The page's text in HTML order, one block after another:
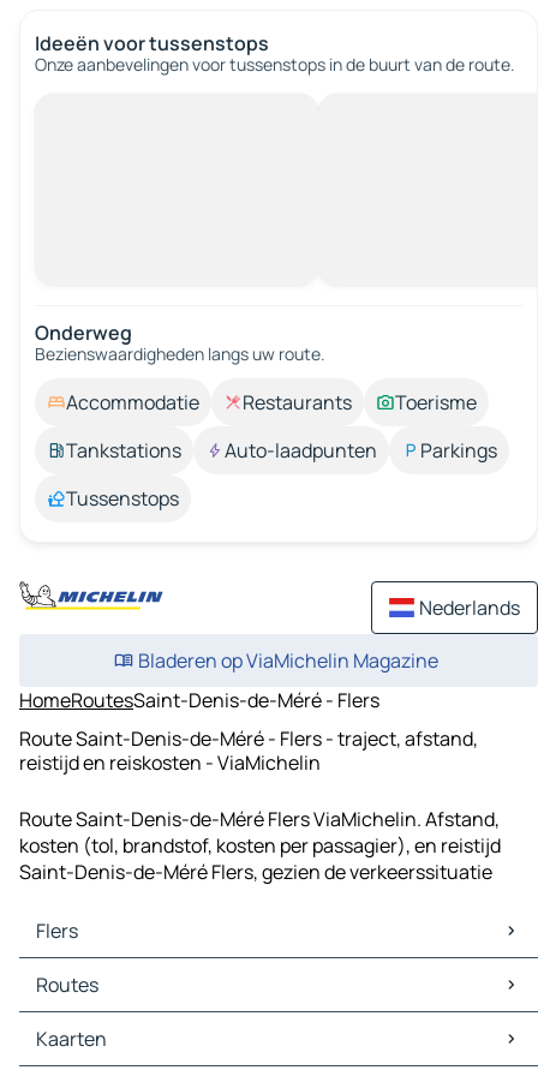
Ideeën voor tussenstops
Onze aanbevelingen voor tussenstops in de buurt van de route.
Onderweg
Bezienswaardigheden langs uw route.
Accommodatie Restaurants
Toerisme
Tankstations
Auto-laadpunten
Parkings
Tussenstops
Nederlands
Bladeren op ViaMichelin Magazine
HomeRoutesSaint-Denis-de-Méré - Flers
Route Saint-Denis-de-Méré - Flers - traject, afstand,
reistijd en reiskosten - ViaMichelin
Route Saint-Denis-de-Méré Flers ViaMichelin. Afstand,
kosten (tol, brandstof, kosten per passagier), en reistijd
Saint-Denis-de-Méré Flers, gezien de verkeerssituatie
Flers
Flers Kaarten
Flers Verkeer
Flers Hotels
Flers Restaurants
Routes
Routes Flers - Rouvrou
Routes Flers - Clécy
Kaarten